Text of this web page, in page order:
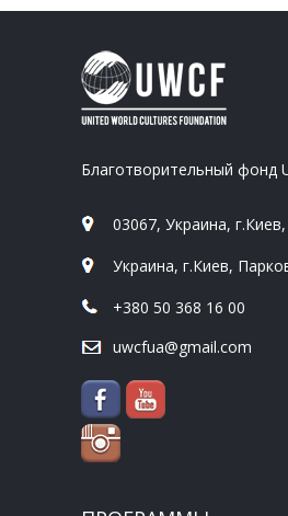
Благотворительный фонд
03067, Украина,
Украина, г.Киев,
+380 50 368 16 00
uwcfua@gmail.com